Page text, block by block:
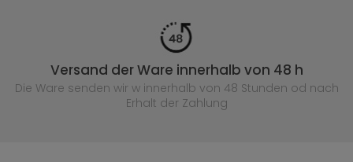
Versand der Ware innerhalb von 48 h
Die Ware senden wir w innerhalb von 48 Stunden od nach
Erhalt der Zahlung